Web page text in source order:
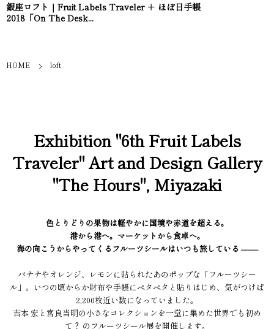
銀座ロフト｜Fruit Labels Traveler ＋ ほぼ日手帳
2018「On The Desk...
HOME loft
Exhibition "6th Fruit Labels
Traveler" Art and Design Gallery
"The Hours", Miyazaki
色とりどりの果物は軽やかに国境や赤道を超える。
港から港へ。マーケットから食卓へ。
海の向こうからやってくるフルーツシールはいつも旅している ––––
バナナやオレンジ、レモンに貼られたあのポップな「フルーツシー
ル」。いつの頃からか財布や手帳にペタペタと貼りはじめ、気がつけば
2,200枚近い数になっていました。
吉本 宏と宮良当明の小さなコレクションを一堂に集めた世界でも初め
て？ のフルーツシール展を開催します。